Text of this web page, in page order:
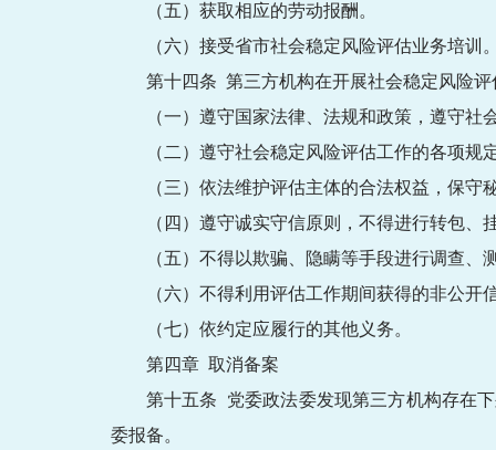
（五）获取相应的劳动报酬。
（六）接受省市社会稳定风险评估业务培训
第十四条 第三方机构在开展社会稳定风险
（一）遵守国家法律、法规和政策，遵守
（二）遵守社会稳定风险评估工作的各项规
（三）依法维护评估主体的合法权益，保守
（四）遵守诚实守信原则，不得进行转包
（五）不得以欺骗、隐瞒等手段进行调查
（六）不得利用评估工作期间获得的非公开
（七）依约定应履行的其他义务。
第四章 取消备案
第十五条 党委政法委发现第三方机构存在
委报备。